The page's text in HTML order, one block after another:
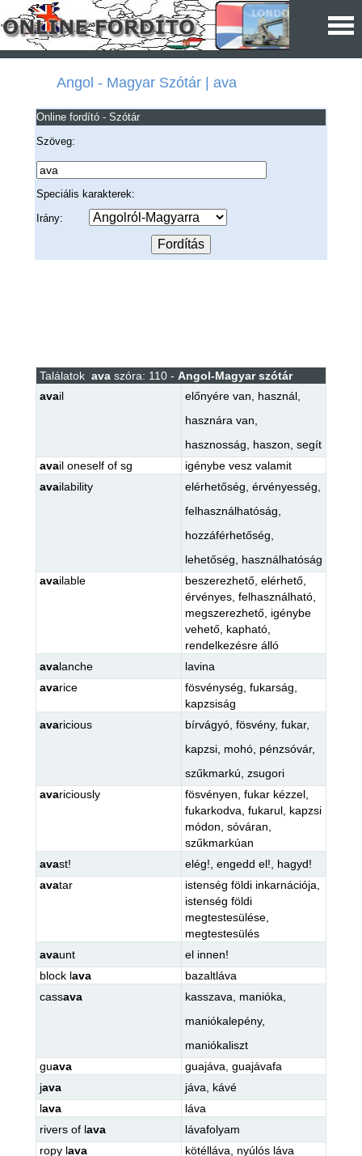
Angol - Magyar Szótár | ava
Online fordító - Szótár
Szöveg:
Speciális karakterek:
Irány:
Találatok avaszóra: 110 - Angol-Magyar szótár
avail előnyére van használ,
hasznára van
hasznosság
haszon segít
avail oneself of sg
igénybe vesz valamit
availability elérhetőség érvényesség
felhasználhatóság
hozzáférhetőség
lehetőség
használhatóság
available beszerezhető, elérhető,
érvényes, felhasználható,
megszerezhető, igénybe
vehető, kapható,
rendelkezésre álló
avalanche
lavina
avarice fösvénység fukarság
kapzsiság
avaricious bírvágyó, fösvény, fukar,
kapzsi, mohó, pénzsóvár,
szűkmarkú zsugori
avariciously fösvényen fukar kézzel,
fukarkodva fukarul, kapzsi
módon sóváran
szűkmarkúan
avast! elég! engedd el!
hagyd!
avatar istenség földi inkarnációja
istenség földi
megtestesülése,
megtestesülés
avaunt
el innen!
block lava
bazaltláva
cassava kasszava manióka
maniókalepény,
maniókaliszt
guava guajáva guajávafa
java jáva
kávé
lava
láva
rivers of lava
lávafolyam
ropy lava kötélláva
nyúlós láva